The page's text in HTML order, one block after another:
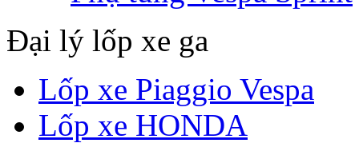
Đại lý lốp xe ga
Lốp xe Piaggio Vespa
Lốp xe HONDA